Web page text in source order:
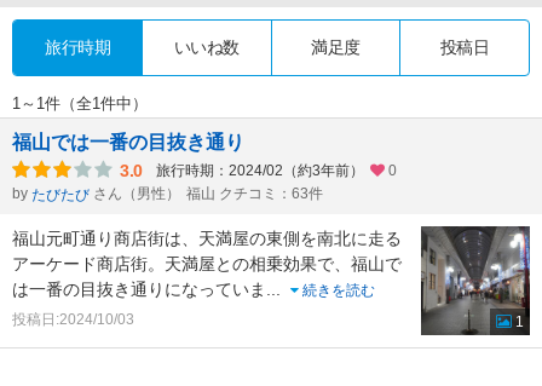
旅行時期 いいね数 満足度 投稿日
1～1件（全1件中）
福山では一番の目抜き通り
3.0 旅行時期：2024/02（約3年前）
0
by たびたび さん（男性） 福山 クチコミ：63件
福山元町通り商店街は、天満屋の東側を南北に走る
アーケード商店街。天満屋との相乗効果で、福山で
は一番の目抜き通りになっていま ...
続きを読む
投稿日:2024/10/03
1